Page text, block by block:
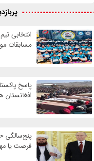
انتخابی
مسابقات
پاسخ
پنج‌سالگی
فرصت‌ یا